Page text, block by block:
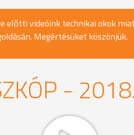
előtti videóink technikai okok
Megértésüket köszönjük.
-